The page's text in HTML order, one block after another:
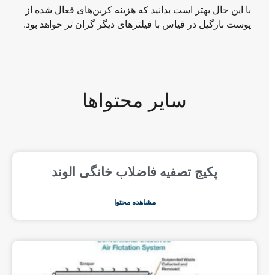
با این حال بهتر است بدانید که هزینه کربن‌های فعال شده از
پوست نارگیل در قیاس با فیلترهای دیگر گران تر خواهد بود.
سایر محتواها
پکیج تصفیه فاضلاب خانگی الوند
مشاهده محتوا